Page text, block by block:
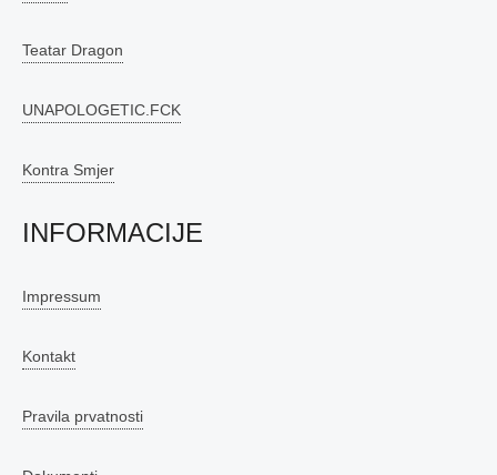
Teatar Dragon
UNAPOLOGETIC.FCK
Kontra Smjer
INFORMACIJE
Impressum
Kontakt
Pravila prvatnosti